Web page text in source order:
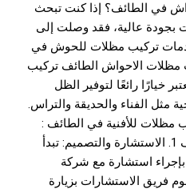
في الطائف؟ إذا كنت تبحث
بجودة عالية، فقد وصلت إلى
تركيب مظلات للحوش في
مظلات الاحواش الطائف تركيب
خيارًا رائعًا لتوفير الظل
مثل الفناء والحديقة والتراس.
مظلات للأفنية في الطائف :
تركيب مظلات الاحواش الطائف 1. الاستشارة والتصميم: تبدأ
استشارة مع شركة
فريق الاستشارات بزيارة